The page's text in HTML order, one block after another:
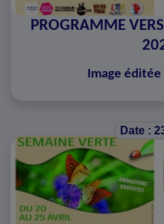
PROGRAMME
Image
Date :